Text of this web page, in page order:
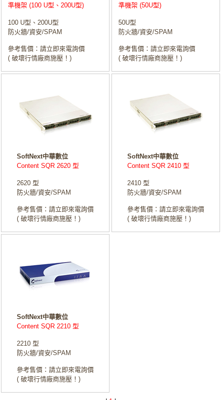
準機架 (100 U型、200U型)
100 U型、200U型
防火牆/資安/SPAM
參考售價：請立即來電詢價
( 破壞行情廠商施壓！)
準機架 (50U型)
50U型
防火牆/資安/SPAM
參考售價：請立即來電詢價
( 破壞行情廠商施壓！)
SoftNext中華數位
Content SQR 2620 型
2620 型
防火牆/資安/SPAM
參考售價：請立即來電詢價
( 破壞行情廠商施壓！)
SoftNext中華數位
Content SQR 2410 型
2410 型
防火牆/資安/SPAM
參考售價：請立即來電詢價
( 破壞行情廠商施壓！)
SoftNext中華數位
Content SQR 2210 型
2210 型
防火牆/資安/SPAM
參考售價：請立即來電詢價
( 破壞行情廠商施壓！)